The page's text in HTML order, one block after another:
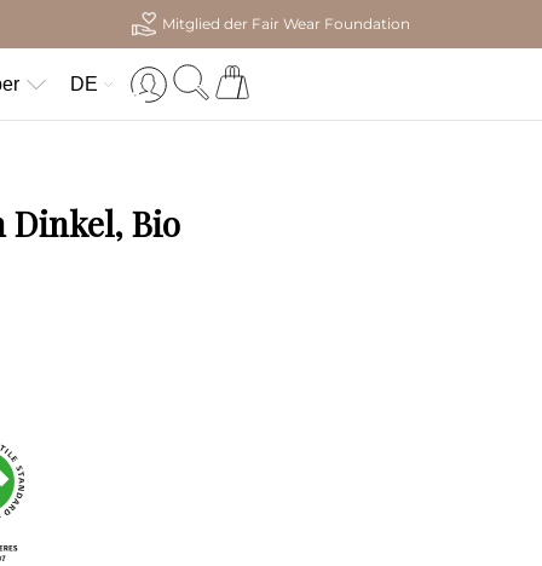
Mitglied der Fair Wear Foundation
DE
Dinkel, Bio